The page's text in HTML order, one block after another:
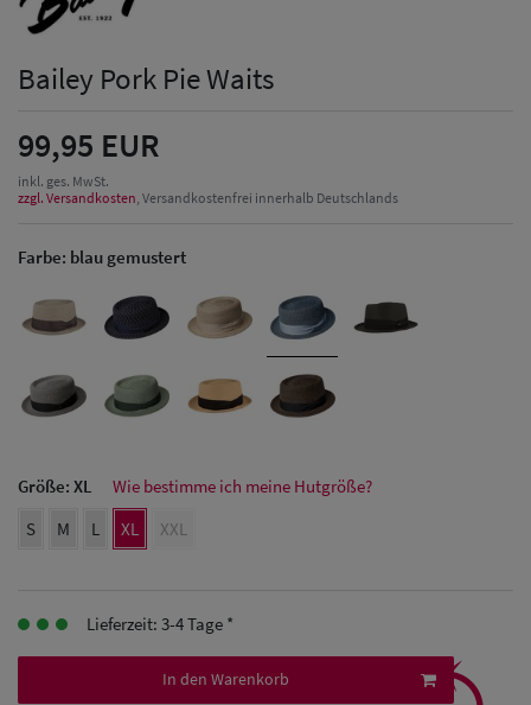
Herren Caps
Baseball Cpas
Herren UV-
Herren
Sonnenschilder
Bailey Pork Pie Waits
99,95 EUR
inkl. ges. MwSt.
zzgl. Versandkosten , Versandkostenfrei innerhalb Deutschlands
Farbe: blau gemustert
Größe: XL
Wie bestimme ich meine Hutgröße?
S
M L XL XXL
Lieferzeit: 3-4 Tage *
In den Warenkorb